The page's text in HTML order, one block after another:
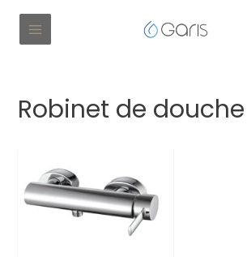
Robinet de douche